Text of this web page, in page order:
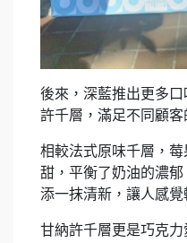
後來，深藍推出更多
許千層，滿足不同顧客
相較法式原味千層，
甜，平衡了奶油的濃
添一抹清新，讓人感覺
甘納許千層更是巧克